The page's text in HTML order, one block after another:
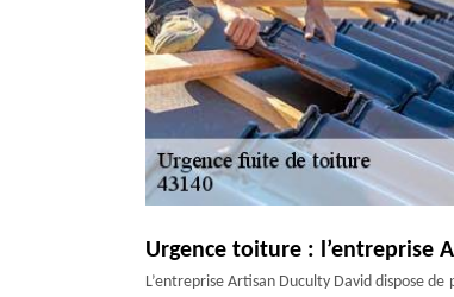
Urgence toiture : l’entreprise
L’entreprise Artisan Duculty David dispose